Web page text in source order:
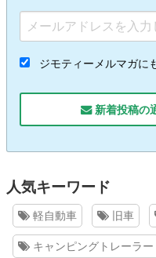
ジモティーメルマガに
新着投稿の
人気キーワード
軽自動車 旧車
キャンピングトレーラー